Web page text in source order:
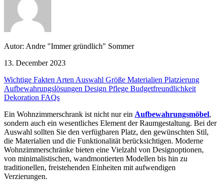
Autor: Andre "Immer gründlich" Sommer
13. December 2023
Wichtige Fakten Arten Auswahl Größe Materialien Platzierung
Aufbewahrungslösungen Design Pflege Budgetfreundlichkeit
Dekoration FAQs
Ein Wohnzimmerschrank ist nicht nur ein Aufbewahrungsmöbel,
sondern auch ein wesentliches Element der Raumgestaltung. Bei der
Auswahl sollten Sie den verfügbaren Platz, den gewünschten Stil,
die Materialien und die Funktionalität berücksichtigen. Moderne
Wohnzimmerschränke bieten eine Vielzahl von Designoptionen,
von minimalistischen, wandmontierten Modellen bis hin zu
traditionellen, freistehenden Einheiten mit aufwendigen
Verzierungen.